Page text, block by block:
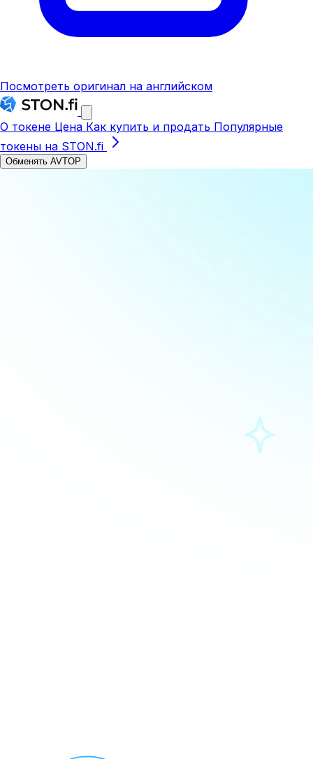
Посмотреть оригинал на английском
О токене Цена Как купить и продать Популярные
токены на STON.fi
Обменять AVTOP